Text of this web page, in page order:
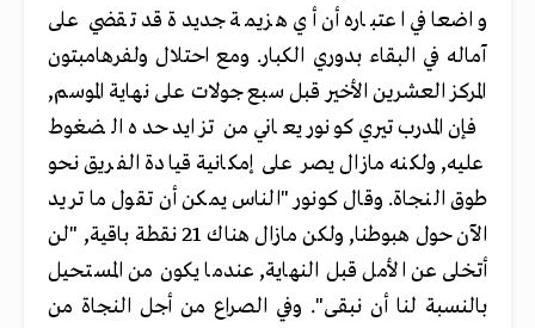
واضعا في اعتباره أن أي هزيمة جديدة قد تقضي على
آماله في البقاء بدوري الكبار. ومع احتلال ولفرهامبتون
المركز العشرين الأخير قبل سبع جولات على نهاية الموسم,
فإن المدرب تيري كونور يعاني من تزايد حده الضغوط
عليه, ولكنه مازال يصر على إمكانية قيادة الفريق نحو
طوق النجاة. وقال كونور "الناس يمكن أن تقول ما تريد
الآن حول هبوطنا, ولكن مازال هناك 21 نقطة باقية, "لن
أتخلى عن الأمل قبل النهاية, عندما يكون من المستحيل
بالنسبة لنا أن نبقى". وفي الصراع من أجل النجاة من